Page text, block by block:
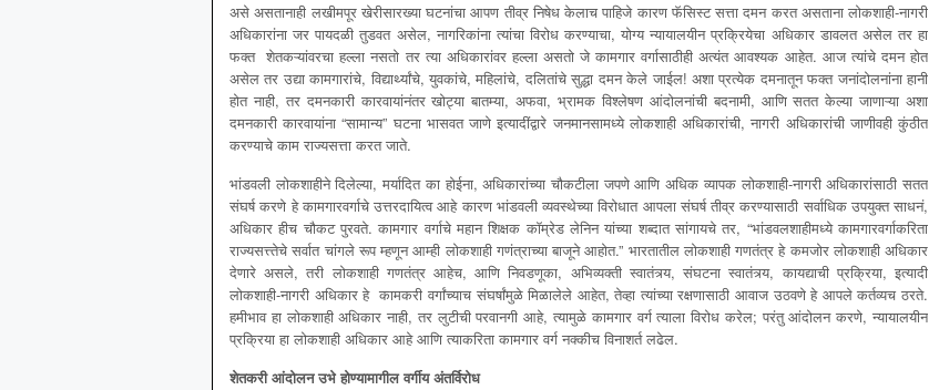
असे असतानाही लखीमपूर खेरीसारख्या घटनांचा आपण तीव्र निषेध केलाच पाहिजे कारण फॅसिस्ट सत्ता दमन करत असताना लोकशाही-नागरी
अधिकारांना जर पायदळी तुडवत असेल, नागरिकांना त्यांचा विरोध करण्याचा, योग्य न्यायालयीन प्रक्रियेचा अधिकार डावलत असेल तर हा
फक्त शेतकऱ्यांवरचा हल्ला नसतो तर त्या अधिकारांवर हल्ला असतो जे कामगार वर्गासाठीही अत्यंत आवश्यक आहेत. आज त्यांचे दमन होत
असेल तर उद्या कामगारांचे, विद्यार्थ्यांचे, युवकांचे, महिलांचे, दलितांचे सुद्धा दमन केले जाईल! अशा प्रत्येक दमनातून फक्त जनांदोलनांना हानी
होत नाही, तर दमनकारी कारवायांनंतर खोट्या बातम्या, अफवा, भ्रामक विश्लेषण आंदोलनांची बदनामी, आणि सतत केल्या जाणाऱ्या अशा
दमनकारी कारवायांना “सामान्य” घटना भासवत जाणे इत्यादींद्वारे जनमानसामध्ये लोकशाही अधिकारांची, नागरी अधिकारांची जाणीवही कुंठीत
करण्याचे काम राज्यसत्ता करत जाते.
भांडवली लोकशाहीने दिलेल्या, मर्यादित का होईना, अधिकारांच्या चौकटीला जपणे आणि अधिक व्यापक लोकशाही-नागरी अधिकारांसाठी सतत
संघर्ष करणे हे कामगारवर्गाचे उत्तरदायित्व आहे कारण भांडवली व्यवस्थेच्या विरोधात आपला संघर्ष तीव्र करण्यासाठी सर्वाधिक उपयुक्त साधनं,
अधिकार हीच चौकट पुरवते. कामगार वर्गाचे महान शिक्षक कॉम्रेड लेनिन यांच्या शब्दात सांगायचे तर, “भांडवलशाहीमध्ये कामगारवर्गाकरिता
राज्यसत्त्तेचे सर्वात चांगले रूप म्हणून आम्ही लोकशाही गणंत्राच्या बाजूने आहोत.” भारतातील लोकशाही गणतंत्र हे कमजोर लोकशाही अधिकार
देणारे असले, तरी लोकशाही गणतंत्र आहेच, आणि निवडणूका, अभिव्यक्ती स्वातंत्र्य, संघटना स्वातंत्र्य, कायद्याची प्रक्रिया, इत्यादी
लोकशाही-नागरी अधिकार हे कामकरी वर्गांच्याच संघर्षांमुळे मिळालेले आहेत, तेव्हा त्यांच्या रक्षणासाठी आवाज उठवणे हे आपले कर्तव्यच ठरते.
हमीभाव हा लोकशाही अधिकार नाही, तर लुटीची परवानगी आहे, त्यामुळे कामगार वर्ग त्याला विरोध करेल; परंतु आंदोलन करणे, न्यायालयीन
प्रक्रिया हा लोकशाही अधिकार आहे आणि त्याकरिता कामगार वर्ग नक्कीच विनाशर्त लढेल.
शेतकरी आंदोलन उभे होण्यामागील वर्गीय अंतर्विरोध